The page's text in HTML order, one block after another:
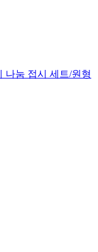
나눔 접시 세트/원형